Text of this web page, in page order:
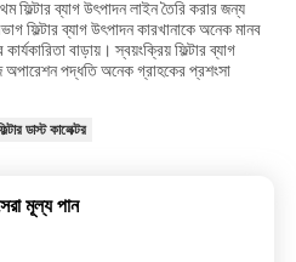
ফিল্টার ব্যাগ উৎপাদন লাইন তৈরি করার জন্য
ফিল্টার ব্যাগ উৎপাদন কারখানাকে অনেক মানব
বাড়ায়। স্বয়ংক্রিয় ফিল্টার ব্যাগ
পদ্ধতি অনেক গ্রাহকের প্রশংসা
ডাস্ট কালেক্টর
মূল্য পান